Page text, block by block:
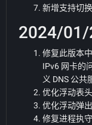
新增支持切
2024/01/
修复此版本
IPv6 网卡的
义 DNS 公共
优化浮动表
优化浮动弹
修复进程执